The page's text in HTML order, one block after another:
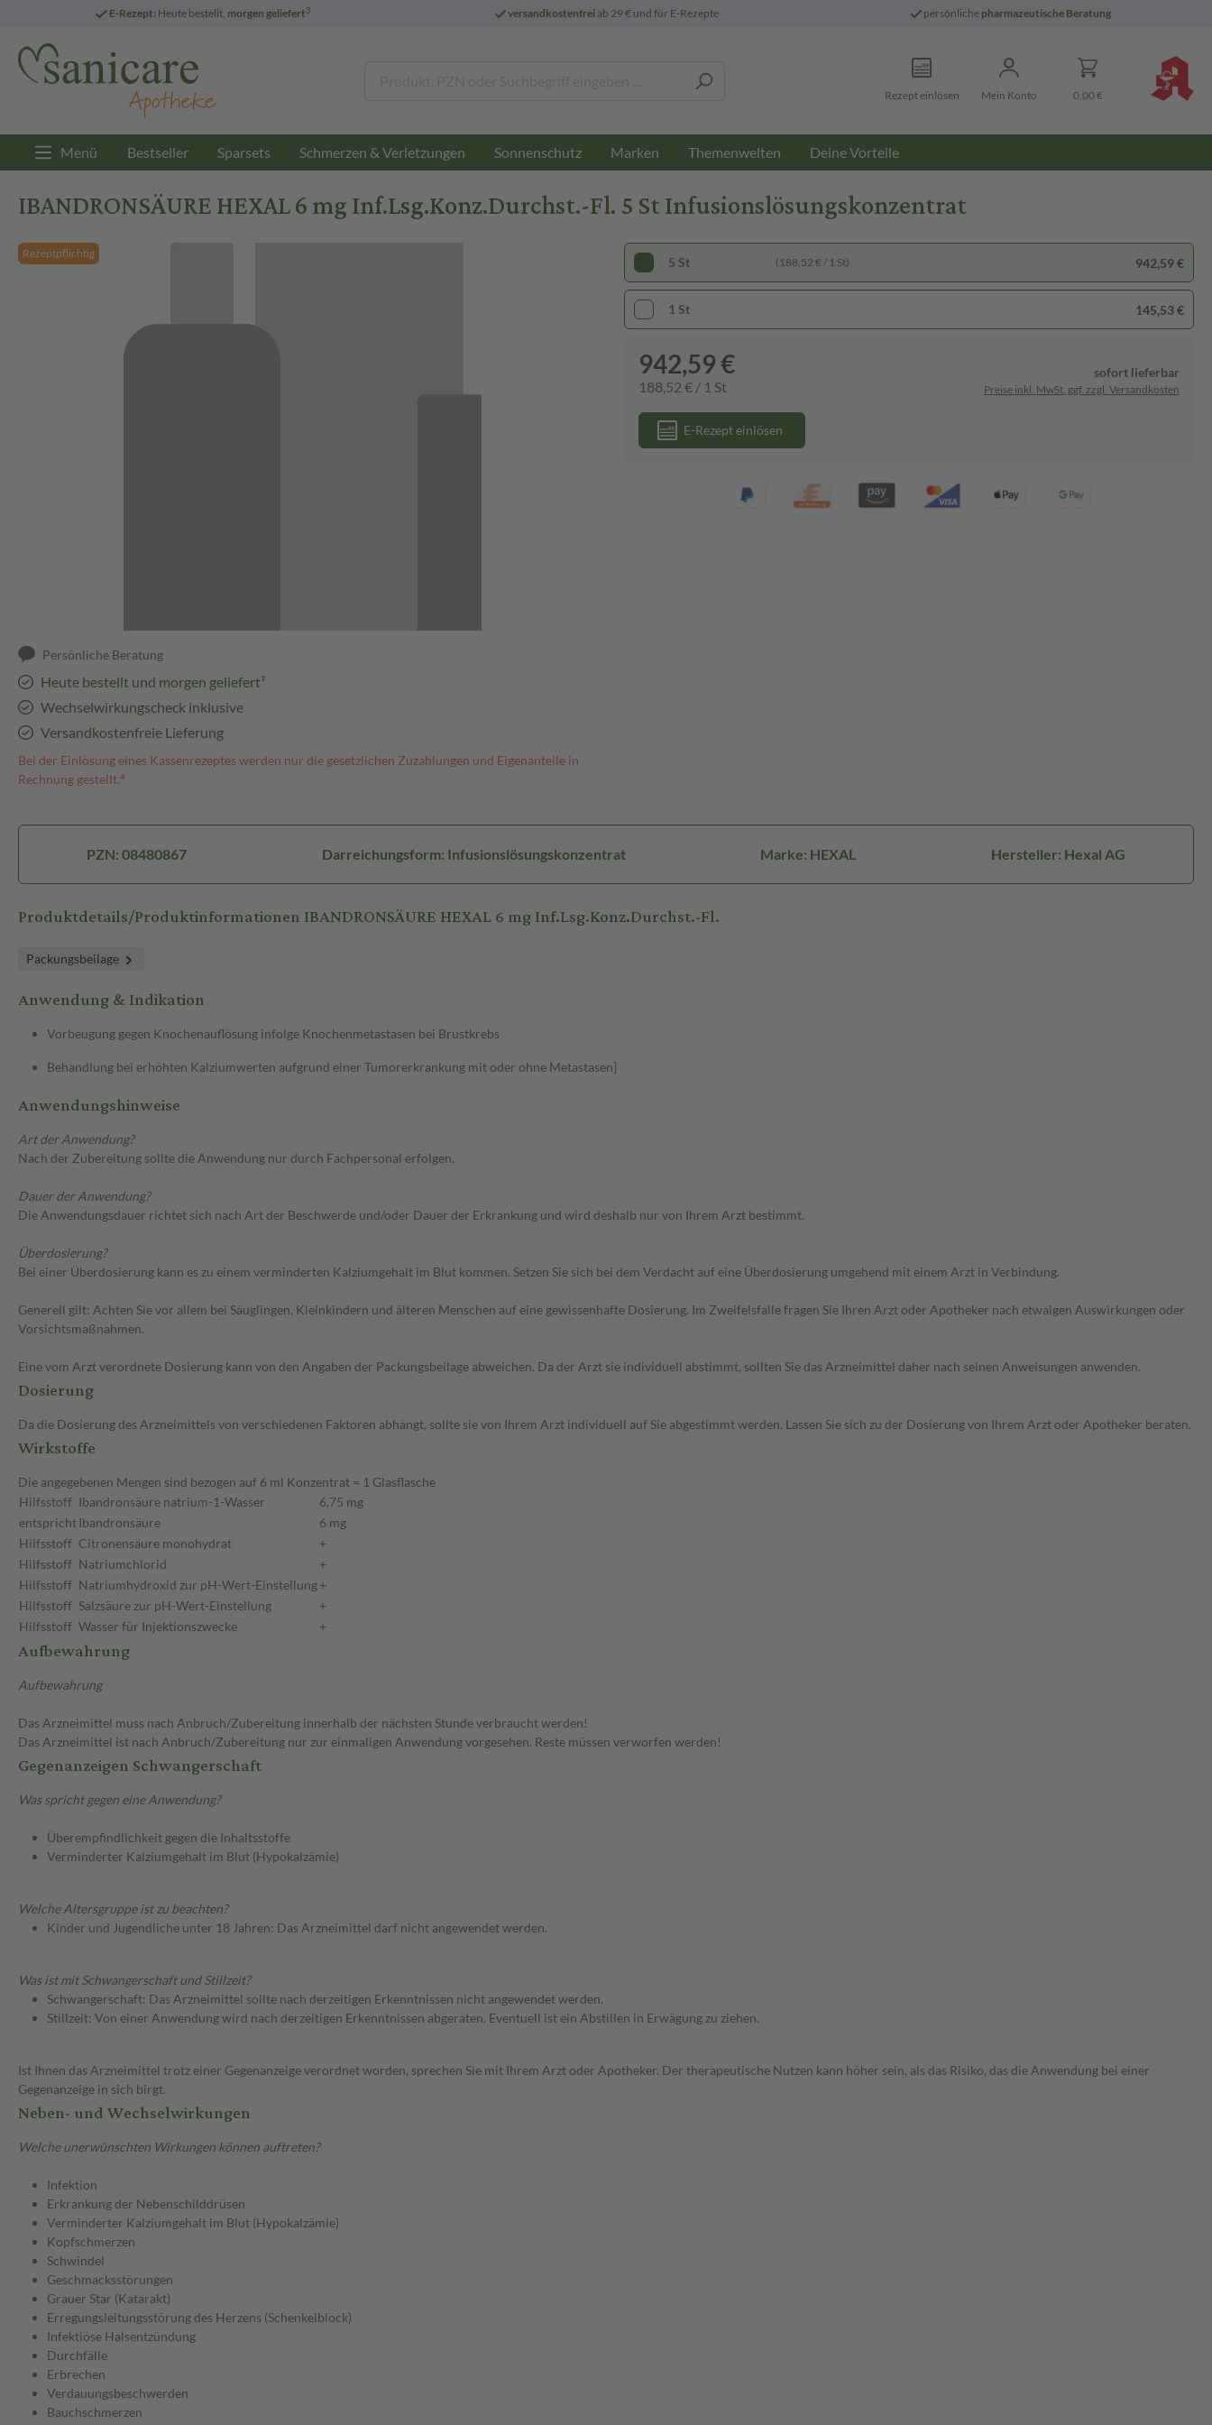
E-Rezept: Heute bestellt, morgen geliefert3 versandkostenfreiab 29 € und für E-Rezepte persönliche pharmazeutische Beratung
Rezept einlösen Mein Konto 0,00 €
Menü Bestseller Sparsets Schmerzen & Verletzungen Sonnenschutz Marken Themenwelten Deine Vorteile
IBANDRONSÄURE HEXAL 6 mg Inf.Lsg.Konz.Durchst.-Fl. 5 St Infusionslösungskonzentrat
Rezeptpflichtig
Persönliche Beratung
Heute bestellt und morgen geliefert³
Wechselwirkungscheck inklusive
Versandkostenfreie Lieferung
Bei der Einlösung eines Kassenrezeptes werden nur die gesetzlichen Zuzahlungen und Eigenanteile in
Rechnung gestellt.⁴
5 St (188,52 € / 1 St) 942,59 €
1 St 145,53 €
942,59 €
188,52 € / 1 St
sofort lieferbar
Preise inkl. MwSt. ggf. zzgl. Versandkosten
E-Rezept einlösen
PZN: 08480867 Darreichungsform: Infusionslösungskonzentrat Marke: HEXAL Hersteller: Hexal AG
Produktdetails/Produktinformationen IBANDRONSÄURE HEXAL 6 mg Inf.Lsg.Konz.Durchst.-Fl.
Packungsbeilage
Anwendung & Indikation
Vorbeugung gegen Knochenauflösung infolge Knochenmetastasen bei Brustkrebs
Behandlung bei erhöhten Kalziumwerten aufgrund einer Tumorerkrankung mit oder ohne Metastasen]
Anwendungshinweise
Art der Anwendung?
Nach der Zubereitung sollte die Anwendung nur durch Fachpersonal erfolgen.
Dauer der Anwendung?
Die Anwendungsdauer richtet sich nach Art der Beschwerde und/oder Dauer der Erkrankung und wird deshalb nur von Ihrem Arzt bestimmt.
Überdosierung?
Bei einer Überdosierung kann es zu einem verminderten Kalziumgehalt im Blut kommen. Setzen Sie sich bei dem Verdacht auf eine Überdosierung umgehend mit einem Arzt in Verbindung.
Generell gilt: Achten Sie vor allem bei Säuglingen, Kleinkindern und älteren Menschen auf eine gewissenhafte Dosierung. Im Zweifelsfalle fragen Sie Ihren Arzt oder Apotheker nach etwaigen Auswirkungen oder
Vorsichtsmaßnahmen.
Eine vom Arzt verordnete Dosierung kann von den Angaben der Packungsbeilage abweichen. Da der Arzt sie individuell abstimmt, sollten Sie das Arzneimittel daher nach seinen Anweisungen anwenden.
Dosierung
Da die Dosierung des Arzneimittels von verschiedenen Faktoren abhängt, sollte sie von Ihrem Arzt individuell auf Sie abgestimmt werden. Lassen Sie sich zu der Dosierung von Ihrem Arzt oder Apotheker beraten.
Wirkstoffe
Die angegebenen Mengen sind bezogen auf 6 ml Konzentrat = 1 Glasflasche
Hilfsstoff Ibandronsäure natrium-1-Wasser
6,75 mg
entsprichtIbandronsäure
6 mg
Hilfsstoff Citronensäure monohydrat
+
Hilfsstoff Natriumchlorid
+
Hilfsstoff Natriumhydroxid zur pH-Wert-Einstellung+
Hilfsstoff Salzsäure zur pH-Wert-Einstellung
+
Hilfsstoff Wasser für Injektionszwecke +
Aufbewahrung
Aufbewahrung
Das Arzneimittel muss nach Anbruch/Zubereitung innerhalb der nächsten Stunde verbraucht werden!
Das Arzneimittel ist nach Anbruch/Zubereitung nur zur einmaligen Anwendung vorgesehen. Reste müssen verworfen werden!
Gegenanzeigen Schwangerschaft
Was spricht gegen eine Anwendung?
Überempfindlichkeit gegen die Inhaltsstoffe
Verminderter Kalziumgehalt im Blut (Hypokalzämie)
Welche Altersgruppe ist zu beachten?
Kinder und Jugendliche unter 18 Jahren: Das Arzneimittel darf nicht angewendet werden.
Was ist mit Schwangerschaft und Stillzeit?
Schwangerschaft: Das Arzneimittel sollte nach derzeitigen Erkenntnissen nicht angewendet werden.
Stillzeit: Von einer Anwendung wird nach derzeitigen Erkenntnissen abgeraten. Eventuell ist ein Abstillen in Erwägung zu ziehen.
Ist Ihnen das Arzneimittel trotz einer Gegenanzeige verordnet worden, sprechen Sie mit Ihrem Arzt oder Apotheker. Der therapeutische Nutzen kann höher sein, als das Risiko, das die Anwendung bei einer
Gegenanzeige in sich birgt.
Neben- und Wechselwirkungen
Welche unerwünschten Wirkungen können auftreten?
Infektion
Erkrankung der Nebenschilddrüsen
Verminderter Kalziumgehalt im Blut (Hypokalzämie)
Kopfschmerzen
Schwindel
Geschmacksstörungen
Grauer Star (Katarakt)
Erregungsleitungsstörung des Herzens (Schenkelblock)
Infektiöse Halsentzündung
Durchfälle
Erbrechen
Verdauungsbeschwerden
Bauchschmerzen